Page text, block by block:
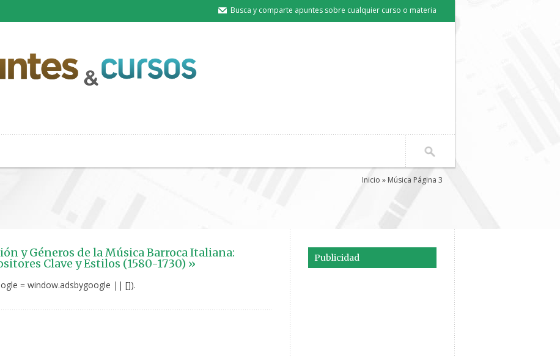
Busca y comparte apuntes sobre cualquier curso o materia
Inicio » Música Página 3
y Géneros de la Música Barroca Italiana:
Clave y Estilos (1580-1730) »
= window.adsbygoogle || []).
Publicidad